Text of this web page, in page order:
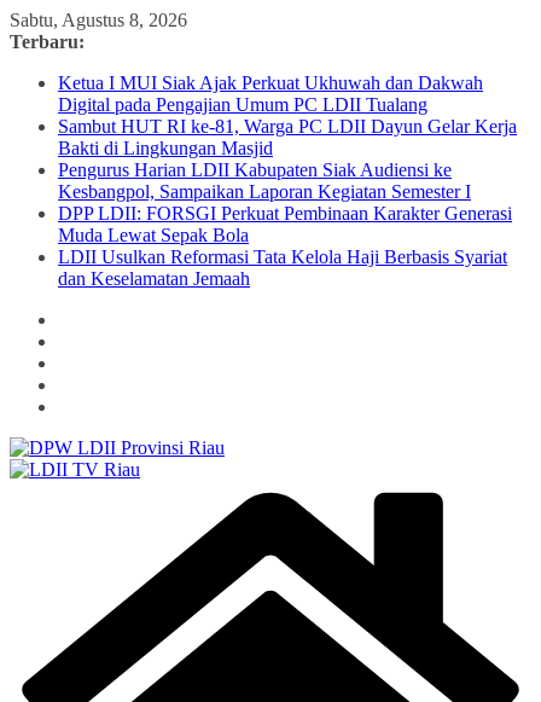
Skip
to
Sabtu, Agustus 8, 2026
Terbaru:
Ketua I MUI Siak Ajak Perkuat Ukhuwah dan Dakwah
Digital pada Pengajian Umum PC LDII Tualang
Sambut HUT RI ke-81, Warga PC LDII Dayun Gelar Kerja
Bakti di Lingkungan Masjid
Pengurus Harian LDII Kabupaten Siak Audiensi ke
Kesbangpol, Sampaikan Laporan Kegiatan Semester I
DPP LDII: FORSGI Perkuat Pembinaan Karakter Generasi
Muda Lewat Sepak Bola
LDII Usulkan Reformasi Tata Kelola Haji Berbasis Syariat
dan Keselamatan Jemaah